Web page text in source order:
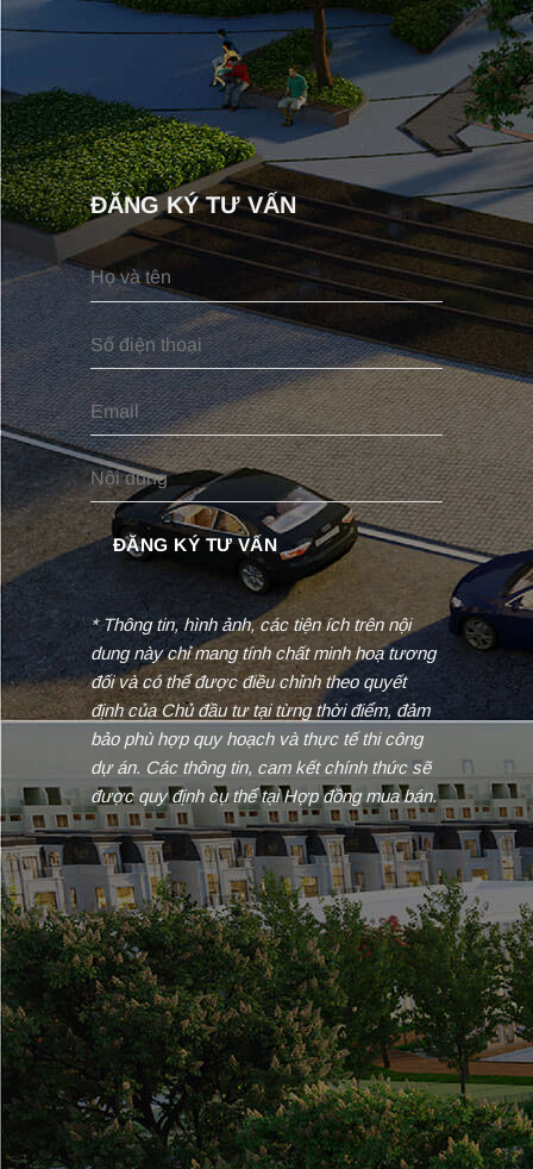
ĐĂNG KÝ TƯ VẤN
* Thông tin, hình ảnh, các tiện ích trên nội
dung này chỉ mang tính chất minh hoạ tương
đối và có thể được điều chỉnh theo quyết
định của Chủ đầu tư tại từng thời điểm, đảm
bảo phù hợp quy hoạch và thực tế thi công
dự án. Các thông tin, cam kết chính thức sẽ
được quy định cụ thể tại Hợp đồng mua bán.